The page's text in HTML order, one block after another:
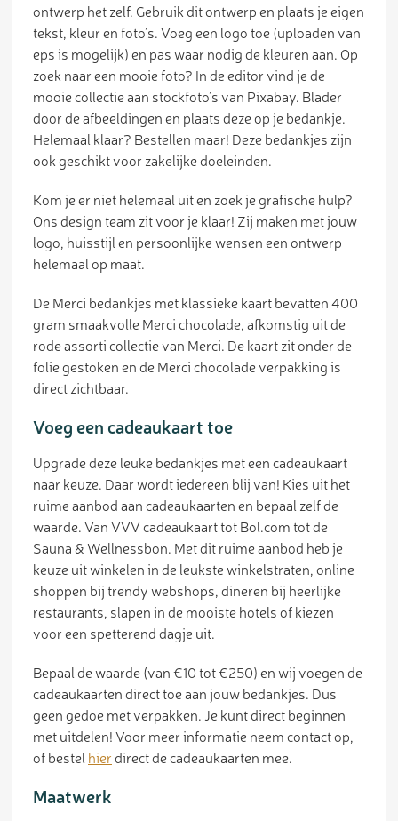
ontwerp het zelf. Gebruik dit ontwerp en plaats je eigen
tekst, kleur en foto’s. Voeg een logo toe (uploaden van
eps is mogelijk) en pas waar nodig de kleuren aan. Op
zoek naar een mooie foto? In de editor vind je de
mooie collectie aan stockfoto’s van Pixabay. Blader
door de afbeeldingen en plaats deze op je bedankje.
Helemaal klaar? Bestellen maar! Deze bedankjes zijn
ook geschikt voor zakelijke doeleinden.
Kom je er niet helemaal uit en zoek je grafische hulp?
Ons design team zit voor je klaar! Zij maken met jouw
logo, huisstijl en persoonlijke wensen een ontwerp
helemaal op maat.
De Merci bedankjes met klassieke kaart bevatten 400
gram smaakvolle Merci chocolade, afkomstig uit de
rode assorti collectie van Merci. De kaart zit onder de
folie gestoken en de Merci chocolade verpakking is
direct zichtbaar.
Voeg een cadeaukaart toe
Upgrade deze leuke bedankjes met een cadeaukaart
naar keuze. Daar wordt iedereen blij van! Kies uit het
ruime aanbod aan cadeaukaarten en bepaal zelf de
waarde. Van VVV cadeaukaart tot Bol.com tot de
Sauna & Wellnessbon. Met dit ruime aanbod heb je
keuze uit winkelen in de leukste winkelstraten, online
shoppen bij trendy webshops, dineren bij heerlijke
restaurants, slapen in de mooiste hotels of kiezen
voor een spetterend dagje uit.
Bepaal de waarde (van €10 tot €250) en wij voegen de
cadeaukaarten direct toe aan jouw bedankjes. Dus
geen gedoe met verpakken. Je kunt direct beginnen
met uitdelen! Voor meer informatie neem contact op,
of bestel hierdirect de cadeaukaarten mee.
Maatwerk